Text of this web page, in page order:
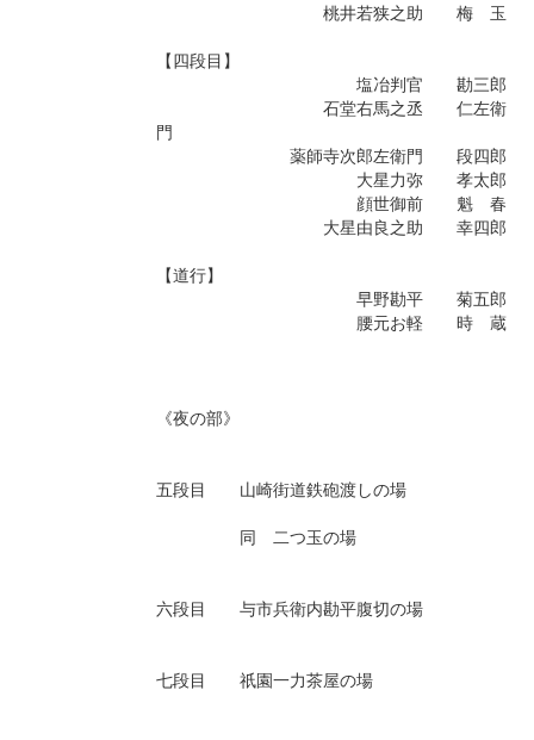
桃井若狭之助 梅 玉
【四段目】
塩冶判官 勘三郎
石堂右馬之丞 仁左衛
門
薬師寺次郎左衛門 段四郎
大星力弥 孝太郎
顔世御前 魁 春
大星由良之助 幸四郎
【道行】
早野勘平 菊五郎
腰元お軽 時 蔵
《夜の部》
五段目 山崎街道鉄砲渡しの場
同 二つ玉の場
六段目 与市兵衛内勘平腹切の場
七段目 祇園一力茶屋の場